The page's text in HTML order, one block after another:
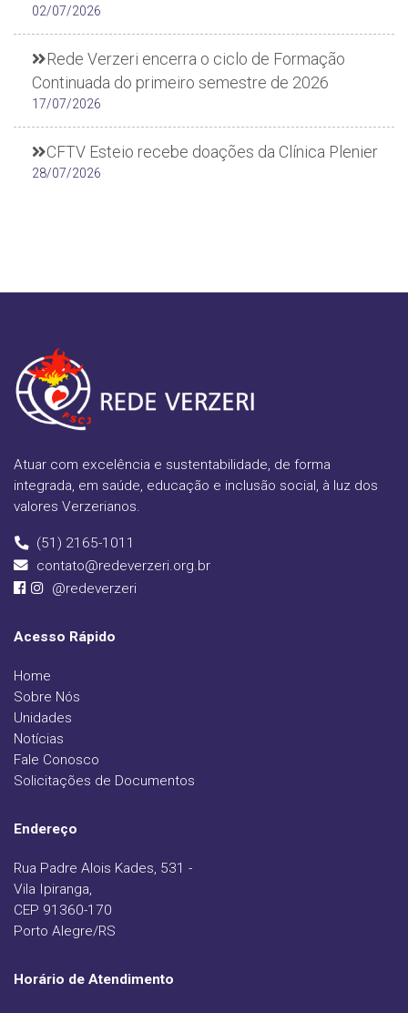
02/07/2026
Rede Verzeri encerra o ciclo de Formação
Continuada do primeiro semestre de 2026
17/07/2026
CFTV Esteio recebe doações da Clínica Plenier
28/07/2026
Atuar com excelência e sustentabilidade, de forma
integrada, em saúde, educação e inclusão social, à luz dos
valores Verzerianos.
(51) 2165-1011
contato@redeverzeri.org.br
@redeverzeri
Acesso Rápido
Home
Sobre Nós
Unidades
Notícias
Fale Conosco
Solicitações de Documentos
Endereço
Rua Padre Alois Kades, 531 -
Vila Ipiranga,
CEP 91360-170
Porto Alegre/RS
Horário de Atendimento